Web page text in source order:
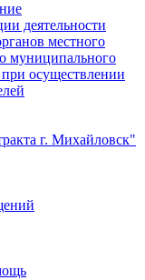
деятельности
местного
муниципального
при осуществлении
г. Михайловск"